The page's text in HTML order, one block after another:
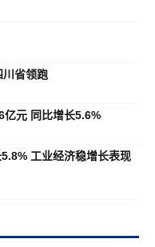
川省领跑
亿元 同比增长5.6%
工业经济稳增长表现